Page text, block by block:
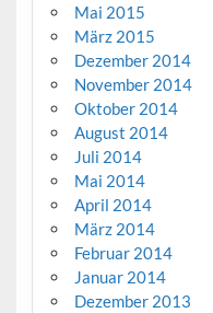
Mai 2015
März 2015
Dezember 2014
November 2014
Oktober 2014
August 2014
Juli 2014
Mai 2014
April 2014
März 2014
Februar 2014
Januar 2014
Dezember 2013